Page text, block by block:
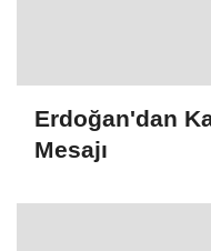
Erdoğan'dan
Mesajı